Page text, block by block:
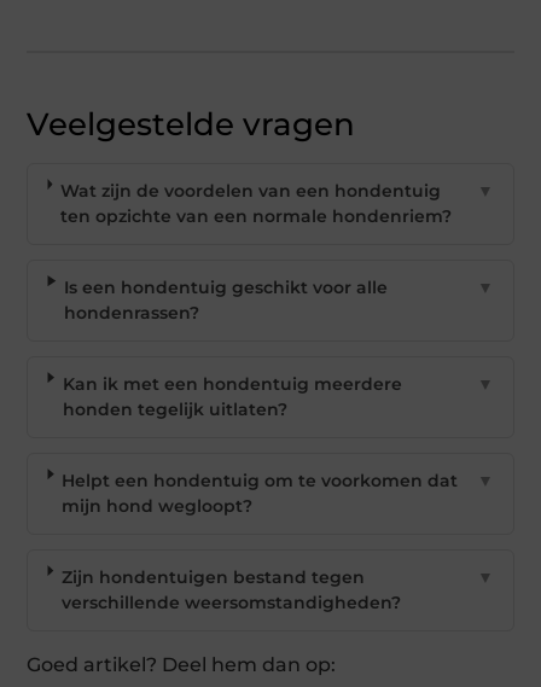
Veelgestelde vragen
Wat zijn de voordelen van een hondentuig
ten opzichte van een normale hondenriem?
▼
Is een hondentuig geschikt voor alle
hondenrassen?
▼
Kan ik met een hondentuig meerdere
honden tegelijk uitlaten?
▼
Helpt een hondentuig om te voorkomen dat
mijn hond wegloopt?
▼
Zijn hondentuigen bestand tegen
verschillende weersomstandigheden?
▼
Goed artikel? Deel hem dan op: